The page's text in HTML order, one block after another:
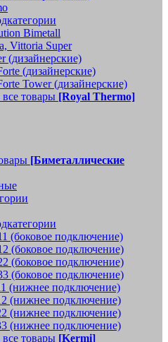
Bimetall
Vittoria Super
(дизайнерские)
(дизайнерские)
Tower (дизайнерские)
товары [Royal Thermo]
[Биметаллические
(боковое подключение)
(боковое подключение)
(боковое подключение)
(боковое подключение)
(нижнее подключение)
(нижнее подключение)
(нижнее подключение)
(нижнее подключение)
товары [Kermi]